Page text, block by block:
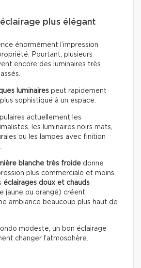
éclairage plus élégant
énormément l’impression
Pourtant, plusieurs
encore des luminaires très
luminaires peut rapidement
sophistiqué à un espace.
actuellement les
les luminaires noirs mats,
ou les lampes avec finition
blanche très froide donne
plus commerciale et moins
éclairages doux et chauds
jaune ou orangé) créent
ambiance beaucoup plus haut de
modeste, un bon éclairage
changer l’atmosphère.